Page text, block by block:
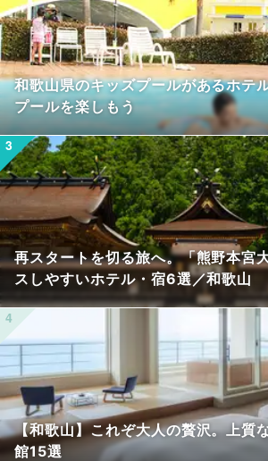
和歌山県のキッズプールがあるホテ
プールを楽しもう
再スタートを切る旅へ。「熊野本宮
スしやすいホテル・宿6選／和歌山
【和歌山】これぞ大人の贅沢。上質
館15選